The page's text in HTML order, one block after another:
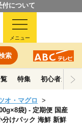
について
索
メニュー
特集 初心者ガイド
オ・マグロ
袋) - 定期便 国産
けパック 海鮮 新鮮